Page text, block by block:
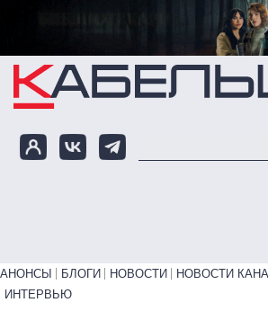
Перейти к основному содержанию
Primary links bottom
АНОНСЫ БЛОГИ НОВОСТИ НОВОСТИ
ИНТЕРВЬЮ